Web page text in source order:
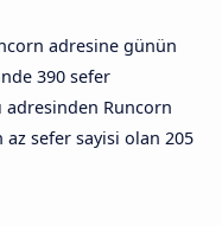
adresine günün
390 sefer
adresinden Runcorn
sefer sayisi olan 205